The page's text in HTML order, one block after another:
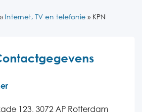
» Internet, TV en telefonie » KPN
123, 3072 AP Rotterdam